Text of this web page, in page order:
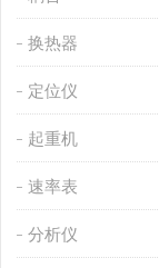
换热器
定位仪
起重机
速率表
分析仪